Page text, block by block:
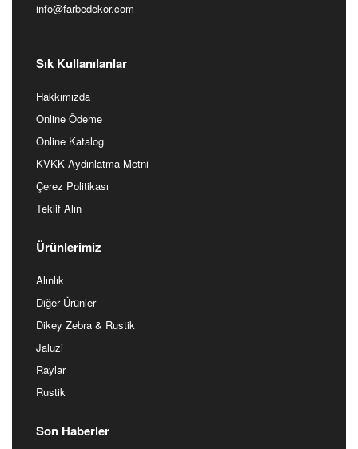
info@farbedekor.com
Sık Kullanılanlar
Hakkımızda
Online Ödeme
Online Katalog
KVKK Aydınlatma Metni
Çerez Politikası
Teklif Alın
Ürünlerimiz
Alınlık
Diğer Ürünler
Dikey Zebra & Rustik
Jaluzi
Raylar
Rustik
Son Haberler